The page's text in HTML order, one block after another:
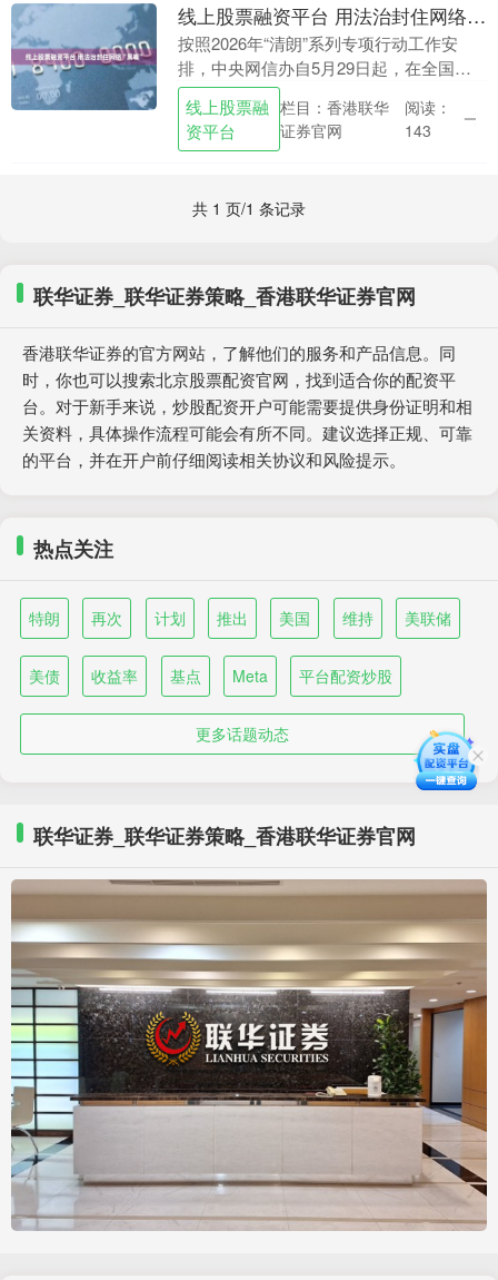
线上股票融资平台 用法治封住网络“黑嘴”
按照2026年“清朗”系列专项行动工作安
排，中央网信办自5月29日起，在全国范
围内启动为期2个月的“清朗·优化营商网络
环境 整治恶意炒作涉企信息”专项行动。
这无....
线上股票融
资平台
栏目：香港联华
证券官网
阅读：
143
共 1 页/1 条记录
联华证券_联华证券策略_香港联华证券官网
香港联华证券的官方网站，了解他们的服务和产品信息。同
时，你也可以搜索北京股票配资官网，找到适合你的配资平
台。对于新手来说，炒股配资开户可能需要提供身份证明和相
关资料，具体操作流程可能会有所不同。建议选择正规、可靠
的平台，并在开户前仔细阅读相关协议和风险提示。
热点关注
特朗 再次 计划 推出 美国 维持 美联储
美债 收益率 基点 Meta 平台配资炒股
更多话题动态
联华证券_联华证券策略_香港联华证券官网